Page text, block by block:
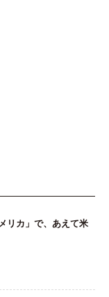
リカ」で、あえて米